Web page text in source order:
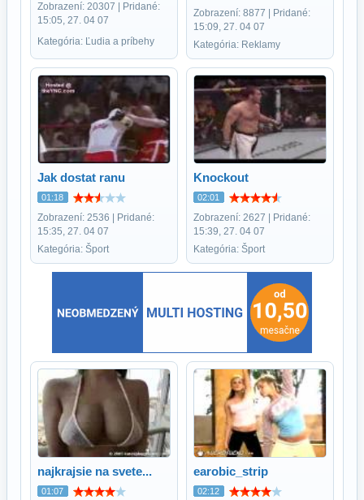
Zobrazení: 20307 | Pridané:
15:05, 27. 04 07
Kategória: Ľudia a príbehy
Zobrazení: 8877 | Pridané:
15:09, 27. 04 07
Kategória: Reklamy
Jak dostat ranu
01:18
Zobrazení: 2536 | Pridané:
15:35, 27. 04 07
Kategória: Šport
Knockout
02:01
Zobrazení: 2627 | Pridané:
15:39, 27. 04 07
Kategória: Šport
najkrajsie na svete...
01:07
earobic_strip
02:12